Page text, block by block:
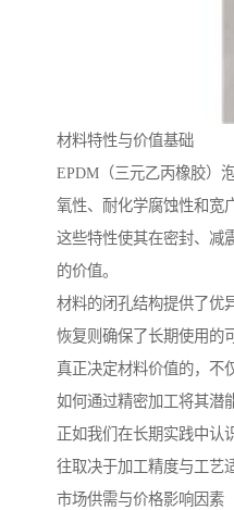
材料特性与价值基础
EPDM（三元乙丙橡胶）
氧性、耐化学腐蚀性和宽
这些特性使其在密封、减
的价值。
材料的闭孔结构提供了优
恢复则确保了长期使用的
真正决定材料价值的，不
如何通过精密加工将其潜
正如我们在长期实践中认
往取决于加工精度与工艺
市场供需与价格影响因素